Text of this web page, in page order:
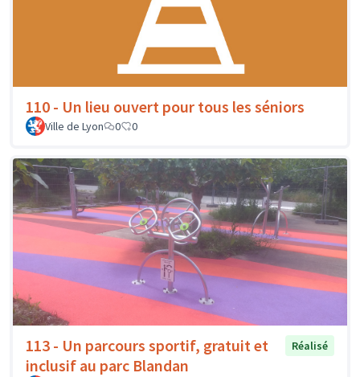
110 - Un lieu ouvert pour tous les séniors
Ville de Lyon 0 0
113 - Un parcours sportif, gratuit et
inclusif au parc Blandan
Réalisé